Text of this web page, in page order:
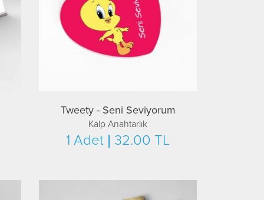
Tweety - Seni Seviyorum
Kalp Anahtarlık
1 Adet | 32.00 TL